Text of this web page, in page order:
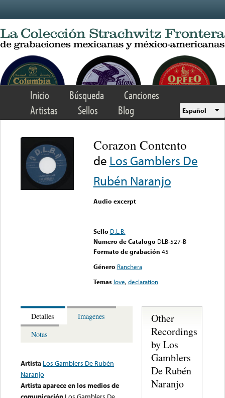
Inicio Búsqueda
Canciones
Artistas
Sellos Blog Español
Corazon Contento
de Los Gamblers De
Rubén Naranjo
Audio excerpt
Sello D.L.B.
Numero de Catalogo DLB-527-B
Formato de grabación 45
Género Ranchera
Temas love,declaration
Detalles
Imagenes
Notas
Artista Los Gamblers De Rubén
Naranjo
Artista aparece en los medios de
Other
Recordings
by Los
Gamblers
De Rubén
Naranjo